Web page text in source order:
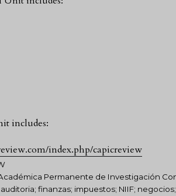
includes:
index.php/capicreview
Permanente de Investigación
finanzas; impuestos; NIIF;